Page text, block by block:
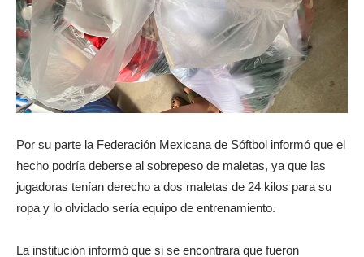
Por su parte la Federación Mexicana de Sóftbol informó que el
hecho podría deberse al sobrepeso de maletas, ya que las
jugadoras tenían derecho a dos maletas de 24 kilos para su
ropa y lo olvidado sería equipo de entrenamiento.
La institución informó que si se encontrara que fueron